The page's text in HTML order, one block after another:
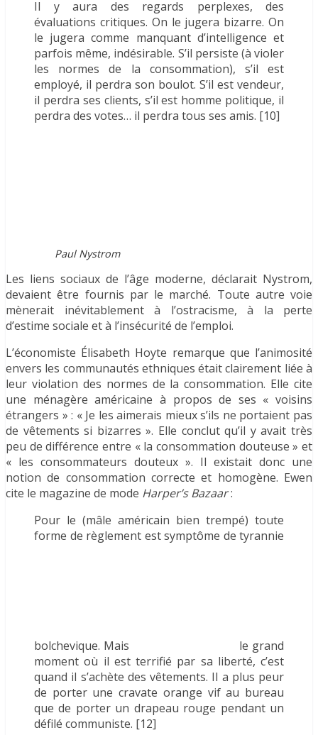
Il y aura des regards perplexes, des
évaluations critiques. On le jugera bizarre. On
le jugera comme manquant d’intelligence et
parfois même, indésirable. S’il persiste (à violer
les normes de la consommation), s’il est
employé, il perdra son boulot. S’il est vendeur,
il perdra ses clients, s’il est homme politique, il
perdra des votes… il perdra tous ses amis. [10]
Paul Nystrom
Les liens sociaux de l’âge moderne, déclarait Nystrom,
devaient être fournis par le marché. Toute autre voie
mènerait inévitablement à l’ostracisme, à la perte
d’estime sociale et à l’insécurité de l’emploi.
L’économiste Élisabeth Hoyte remarque que l’animosité
envers les communautés ethniques était clairement liée à
leur violation des normes de la consommation. Elle cite
une ménagère américaine à propos de ses « voisins
étrangers » : « Je les aimerais mieux s’ils ne portaient pas
de vêtements si bizarres ». Elle conclut qu’il y avait très
peu de différence entre « la consommation douteuse » et
« les consommateurs douteux ». Il existait donc une
notion de consommation correcte et homogène. Ewen
cite le magazine de mode Harper’s Bazaar:
Pour le (mâle américain bien trempé) toute
forme de règlement est symptôme de tyrannie
bolchevique. Mais
le grand
moment où il est terrifié par sa liberté, c’est
quand il s’achète des vêtements. Il a plus peur
de porter une cravate orange vif au bureau
que de porter un drapeau rouge pendant un
défilé communiste. [12]